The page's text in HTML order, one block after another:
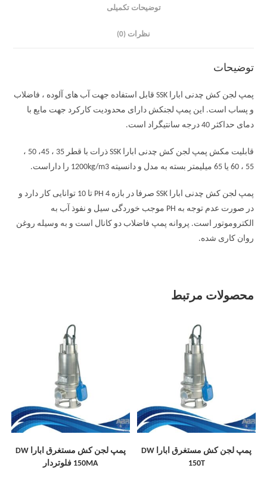
توضیحات تکمیلی
نظرات (0)
توضیحات
پمپ لجن کش چدنی ابارا SSK قابل استفاده جهت آب های آلوده ، فاضلاب
و پساب است. این پمپ لجنکش دارای محدودیت کارکرد جهت مایع با
دمای حداکثر 40 درجه سانتیگراد است.
قابلیت مکش پمپ لجن کش چدنی ابارا SSK ذرات با قطر 35 ، 45، 50 ،
55 ، 60 یا 65 میلیمتر بسته به مدل و دانسیته 1200kg/m3 را داراست.
پمپ لجن کش چدنی ابارا SSK صرفا در بازه PH 4 تا 10 توانایی کار دارد و
در صورت عدم توجه به PH موجب خوردگی سیل و نفوذ آب به
الکتروموتور است. پروانه پمپ فاضلاب دو کانال است و به وسیله روغن
روان کاری شده.
محصولات مرتبط
پمپ لجن کش مستغرق ابارا DW
150T
پمپ لجن کش مستغرق ابارا DW
150MA فلوتردار